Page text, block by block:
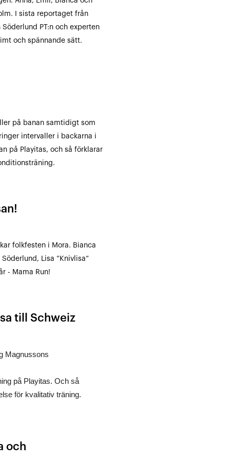
I sista reportaget från
PT:n och experten
och spännande sätt.
på banan samtidigt som
intervaller i backarna i
på Playitas, och så förklarar
folkfesten i Mora. Bianca
Lisa ”Knivlisa”
- Mama Run!
till Schweiz
Magnussons
på Playitas. Och så
för kvalitativ träning.
och